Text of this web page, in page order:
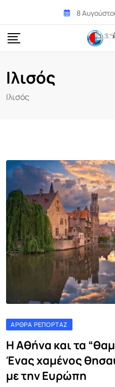
content
8
Ιλισός
Ιλισός
ΆΡΘΡΑ ΡΕΠΟΡΤΆΖ
Η Αθήνα και τα
Ένας χαμένος
με την Ευρώπη